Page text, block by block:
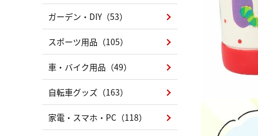
ガーデン・DIY（53）
スポーツ用品（105）
車・バイク用品（49）
自転車グッズ（163）
家電・スマホ・PC（118）